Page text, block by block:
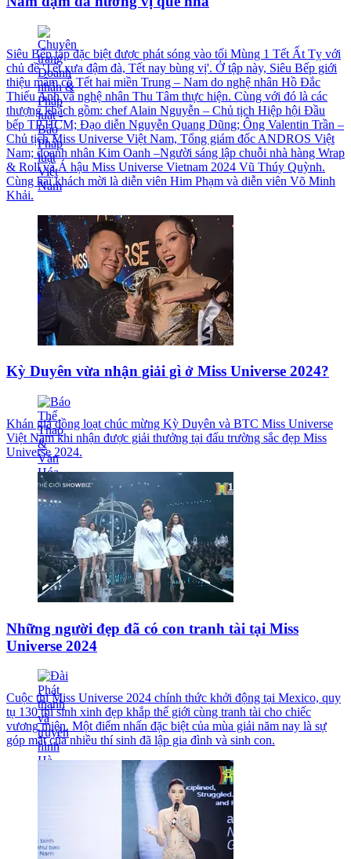
Siêu Bếp tập đặc biệt được phát sóng vào tối Mùng 1 Tết Ất Tỵ với
chủ đề 'Tết xưa đậm đà, Tết nay bùng vị'. Ở tập này, Siêu Bếp giới
thiệu mâm cỗ Tết hai miền Trung – Nam do nghệ nhân Hồ Đắc
Thiếu Anh và nghệ nhân Thu Tâm thực hiện. Cùng với đó là các
thượng khách gồm: chef Alain Nguyễn – Chủ tịch Hiệp hội Đầu
bếp TP HCM; Đạo diễn Nguyễn Quang Dũng; Ông Valentin Trần –
Chủ tịch Miss Universe Việt Nam, Tổng giám đốc ANDROS Việt
Nam; doanh nhân Kim Oanh –Người sáng lập chuỗi nhà hàng Wrap
& Roll và Á hậu Miss Universe Vietnam 2024 Vũ Thúy Quỳnh.
Cùng hai khách mời là diễn viên Him Phạm và diễn viên Võ Minh
Khải.
Kỳ Duyên vừa nhận giải gì ở Miss Universe 2024?
Khán giả đồng loạt chúc mừng Kỳ Duyên và BTC Miss Universe
Việt Nam khi nhận được giải thưởng tại đấu trường sắc đẹp Miss
Universe 2024.
Những người đẹp đã có con tranh tài tại Miss
Universe 2024
Cuộc thi Miss Universe 2024 chính thức khởi động tại Mexico, quy
tụ 130 thí sinh xinh đẹp khắp thế giới cùng tranh tài cho chiếc
vương miện. Một điểm nhấn đặc biệt của mùa giải năm nay là sự
góp mặt của nhiều thí sinh đã lập gia đình và sinh con.